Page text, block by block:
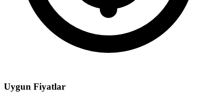
Uygun Fiyatlar